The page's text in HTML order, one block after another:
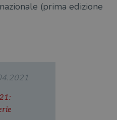
(prima edizione